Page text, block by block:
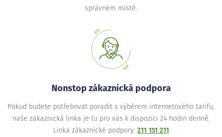
správném místě.
Nonstop zákaznická podpora
Pokud budete potřebovat poradit s výběrem internetového tarifu,
naše zákaznická linka je tu pro vás k dispozici 24 hodin denně.
Linka zákaznické podpory: 211 151 211